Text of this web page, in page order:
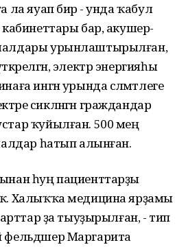
ла яуап бирә - унда ҡабул
кабинеттары бар, акушер-
урынлаштырылған,
электр энергияһы
ингән урында сәләмәтлеге
сикләнгән граждандар
ҡуйылған. 500 мең
һатып алынған.
һуң пациенттарҙы
Халыҡҡа медицина ярҙамы
ҙа тыуҙырылған, - тип
фельдшер Маргарита